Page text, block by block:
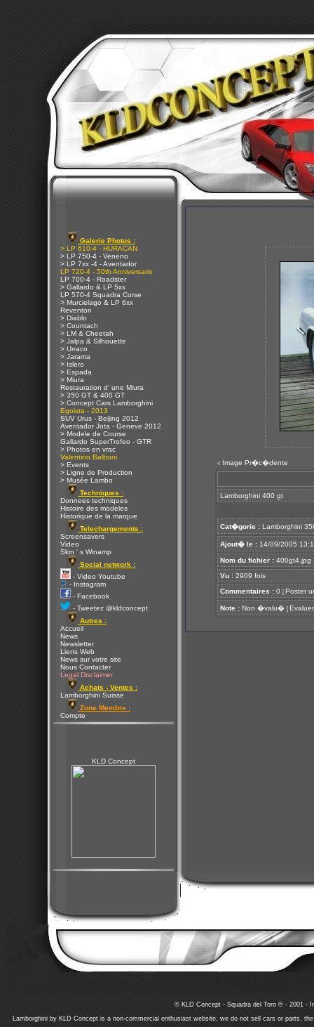
Galerie Photos :
> LP 610-4 - HURACAN
> LP 750-4 - Veneno
> LP 7xx -4 - Aventador
LP 720-4 - 50th Anniversario
LP 700-4 - Roadster
> Gallardo & LP 5xx
LP 570-4 Squadra Corse
> Murcielago & LP 6xx
Reventon
> Diablo
> Countach
> LM & Cheetah
> Jalpa & Silhouette
> Urraco
> Jarama
> Islero
> Espada
> Miura
Restauration d' une Miura
> 350 GT & 400 GT
> Concept Cars Lamborghini
Egoista - 2013
SUV Urus - Beijing 2012
Aventador Jota - Geneve 2012
> Modele de Course
Gallardo SuperTrofeo - GTR
> Photos en vrac
Valentino Balboni
> Events
> Ligne de Production
> Musée Lambo
Techniques :
Donnees techniques
Histoire des modeles
Historique de la marque
Telechargements :
Screensavers
Video
Skin ' s Winamp
Social network :
- Video Youtube
- Instagram
- Facebook
- Tweetez @kldconcept
Autres :
Accueil
News
Newsletter
Liens Web
News sur votre site
Nous Contacter
Legal Disclaimer
Achats - Ventes :
Lamborghini Suisse
Zone Membre :
Compte
KLD Concept
< Image Pr�c�dente
Lamborghini 400 gt
Cat�gorie : Lamborghini
Ajout� le : 14/09/2005
Nom du fichier : 400gt4.jpg
Vu : 2909 fois
Commentaires : 0 [ Poster
Note : Non �valu� [ Evaluer
© KLD Concept - Squadra del Toro © - 2001 -
Lamborghini by KLD Concept is a non-commercial enthusiast website, we do not sell cars or parts,